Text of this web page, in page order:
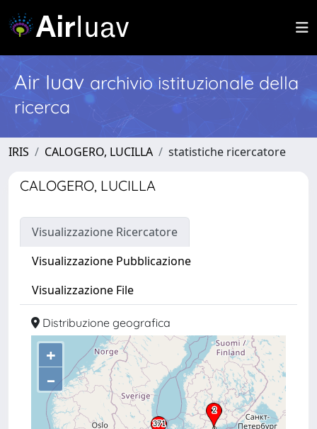
Air Iuav archivio istituzionale della
ricerca
IRIS CALOGERO, LUCILLA statistiche ricercatore
CALOGERO, LUCILLA
Visualizzazione Ricercatore
Visualizzazione Pubblicazione
Visualizzazione File
Distribuzione geografica
+
–